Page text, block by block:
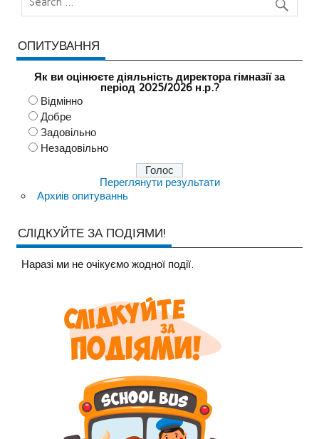
ОПИТУВАННЯ
Як ви оцінюєте діяльність директора гімназії за
період 2025/2026 н.р.?
Відмінно
Добре
Задовільно
Незадовільно
Переглянути результати
Архиів опитуваннь
СЛІДКУЙТЕ ЗА ПОДІЯМИ!
Наразi ми не очiкуємо жодної події.